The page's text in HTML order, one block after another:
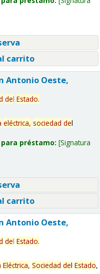
carrito
Antonio Oeste,
del Estado.
eléctrica, sociedad del
préstamo: Signatura
carrito
Antonio Oeste,
del Estado.
Eléctrica, Sociedad del Estado,